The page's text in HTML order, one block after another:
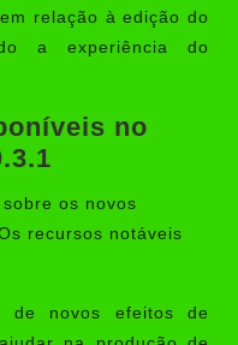
relação à edição do
a experiência do
no
os novos
recursos notáveis
de novos efeitos de